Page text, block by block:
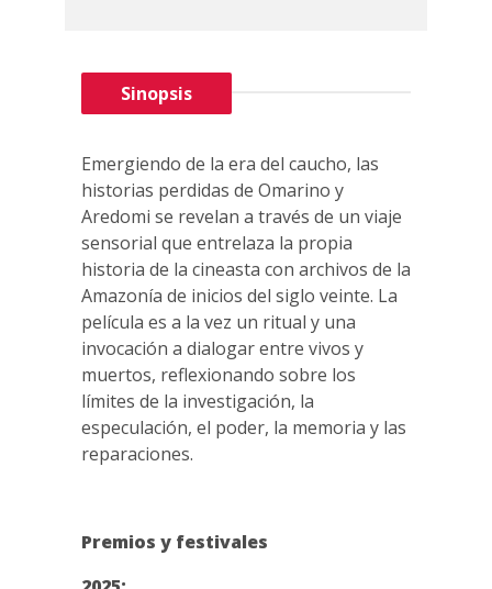
Sinopsis
Emergiendo de la era del caucho, las
historias perdidas de Omarino y
Aredomi se revelan a través de un viaje
sensorial que entrelaza la propia
historia de la cineasta con archivos de la
Amazonía de inicios del siglo veinte. La
película es a la vez un ritual y una
invocación a dialogar entre vivos y
muertos, reflexionando sobre los
límites de la investigación, la
especulación, el poder, la memoria y las
reparaciones.
Premios y festivales